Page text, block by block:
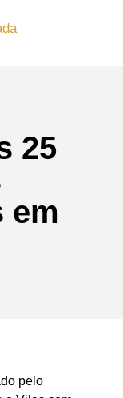
25
em